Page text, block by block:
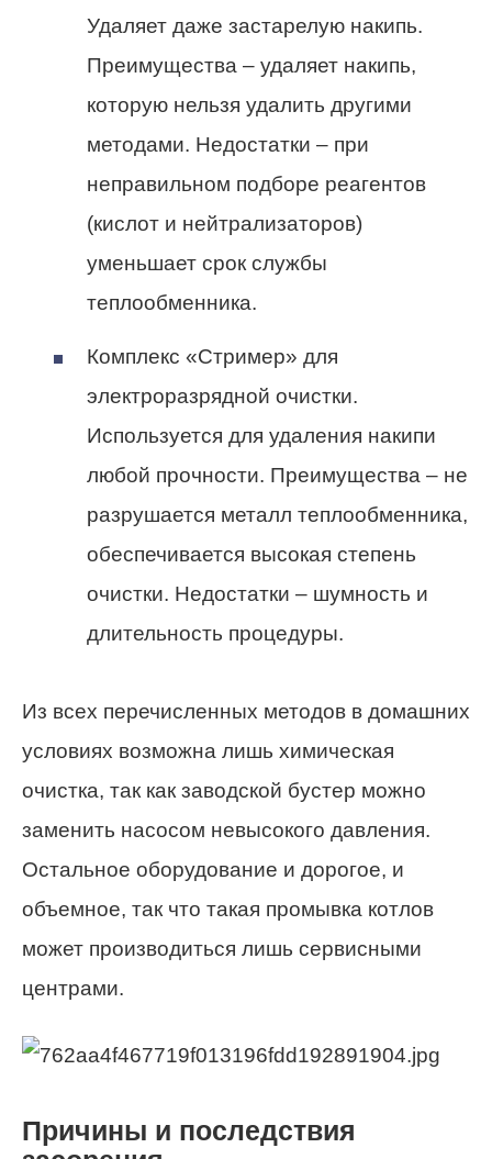
Удаляет даже застарелую накипь.
Преимущества – удаляет накипь,
которую нельзя удалить другими
методами. Недостатки – при
неправильном подборе реагентов
(кислот и нейтрализаторов)
уменьшает срок службы
теплообменника.
Комплекс «Стример» для
электроразрядной очистки.
Используется для удаления накипи
любой прочности. Преимущества – не
разрушается металл теплообменника,
обеспечивается высокая степень
очистки. Недостатки – шумность и
длительность процедуры.
Из всех перечисленных методов в домашних
условиях возможна лишь химическая
очистка, так как заводской бустер можно
заменить насосом невысокого давления.
Остальное оборудование и дорогое, и
объемное, так что такая промывка котлов
может производиться лишь сервисными
центрами.
Причины и последствия